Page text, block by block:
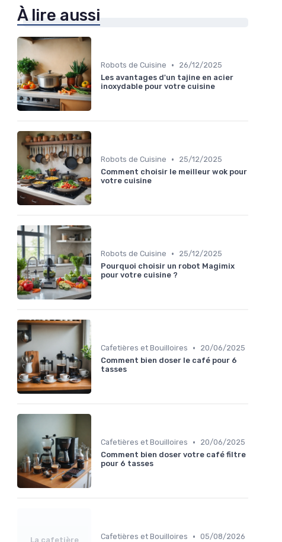
À lire aussi
Robots de Cuisine •
26/12/2025
Les avantages d'un tajine en acier
inoxydable pour votre cuisine
Robots de Cuisine •
25/12/2025
Comment choisir le meilleur wok pour
votre cuisine
Robots de Cuisine •
25/12/2025
Pourquoi choisir un robot Magimix
pour votre cuisine ?
Cafetières et Bouilloires •
20/06/2025
Comment bien doser le café pour 6
tasses
Cafetières et Bouilloires •
20/06/2025
Comment bien doser votre café filtre
pour 6 tasses
La cafetière Cafetières et Bouilloires • 05/08/2026